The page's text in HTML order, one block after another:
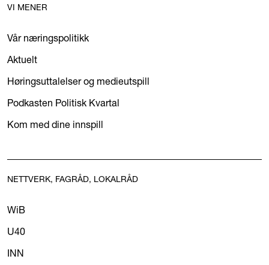
VI MENER
Vår næringspolitikk
Aktuelt
Høringsuttalelser og medieutspill
Podkasten Politisk Kvartal
Kom med dine innspill
NETTVERK, FAGRÅD, LOKALRÅD
WiB
U40
INN